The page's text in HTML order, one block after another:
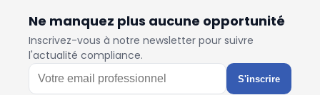
Ne manquez plus aucune opportunité
Inscrivez-vous à notre newsletter pour suivre
l'actualité compliance.
S'inscrire